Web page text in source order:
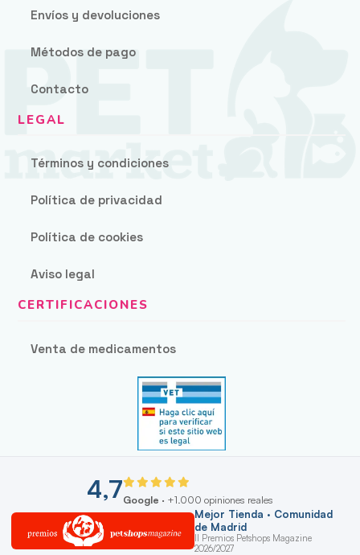
Envíos y devoluciones
Métodos de pago
Contacto
Términos y condiciones
Política de privacidad
Política de cookies
Aviso legal
Venta de medicamentos
4,7Google · +1.000 opiniones reales
Mejor Tienda · Comunidad
de Madrid
II Premios Petshops Magazine
2026/2027